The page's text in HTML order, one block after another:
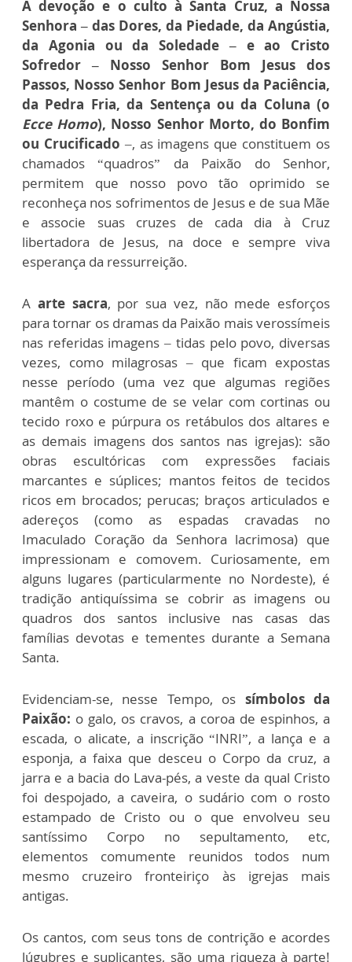
A devoção e o culto à Santa Cruz, a Nossa
Senhora – das Dores, da Piedade, da Angústia,
da Agonia ou da Soledade – e ao Cristo
Sofredor – Nosso Senhor Bom Jesus dos
Passos, Nosso Senhor Bom Jesus da Paciência,
da Pedra Fria, da Sentença ou da Coluna (o
Ecce Homo), Nosso Senhor Morto, do Bonfim
ou Crucificado –, as imagens que constituem os
chamados “quadros” da Paixão do Senhor,
permitem que nosso povo tão oprimido se
reconheça nos sofrimentos de Jesus e de sua Mãe
e associe suas cruzes de cada dia à Cruz
libertadora de Jesus, na doce e sempre viva
esperança da ressurreição.
A arte sacra, por sua vez, não mede esforços
para tornar os dramas da Paixão mais verossímeis
nas referidas imagens – tidas pelo povo, diversas
vezes, como milagrosas – que ficam expostas
nesse período (uma vez que algumas regiões
mantêm o costume de se velar com cortinas ou
tecido roxo e púrpura os retábulos dos altares e
as demais imagens dos santos nas igrejas): são
obras escultóricas com expressões faciais
marcantes e súplices; mantos feitos de tecidos
ricos em brocados; perucas; braços articulados e
adereços (como as espadas cravadas no
Imaculado Coração da Senhora lacrimosa) que
impressionam e comovem. Curiosamente, em
alguns lugares (particularmente no Nordeste), é
tradição antiquíssima se cobrir as imagens ou
quadros dos santos inclusive nas casas das
famílias devotas e tementes durante a Semana
Santa.
Evidenciam-se, nesse Tempo, os símbolos da
Paixão: o galo, os cravos, a coroa de espinhos, a
escada, o alicate, a inscrição “INRI”, a lança e a
esponja, a faixa que desceu o Corpo da cruz, a
jarra e a bacia do Lava-pés, a veste da qual Cristo
foi despojado, a caveira, o sudário com o rosto
estampado de Cristo ou o que envolveu seu
santíssimo Corpo no sepultamento, etc,
elementos comumente reunidos todos num
mesmo cruzeiro fronteiriço às igrejas mais
antigas.
Os cantos, com seus tons de contrição e acordes
lúgubres e suplicantes, são uma riqueza à parte!